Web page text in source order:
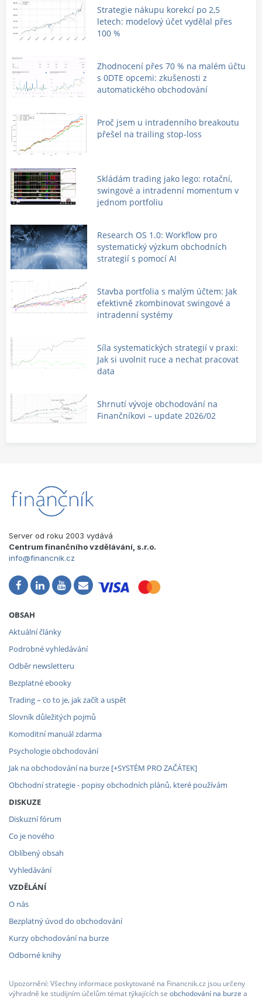
Strategie nákupu korekcí po 2,5
letech: modelový účet vydělal přes
100 %
Zhodnocení přes 70 % na malém účtu
s 0DTE opcemi: zkušenosti z
automatického obchodování
Proč jsem u intradenního breakoutu
přešel na trailing stop-loss
Skládám trading jako lego: rotační,
swingové a intradenní momentum v
jednom portfoliu
Research OS 1.0: Workflow pro
systematický výzkum obchodních
strategií s pomocí AI
Stavba portfolia s malým účtem: Jak
efektivně zkombinovat swingové a
intradenní systémy
Síla systematických strategií v praxi:
Jak si uvolnit ruce a nechat pracovat
data
Shrnutí vývoje obchodování na
Finančníkovi – update 2026/02
Server od roku 2003 vydává
Centrum finančního vzdělávání, s.r.o.
info@financnik.cz
OBSAH
Aktuální články
Podrobné vyhledávání
Odběr newsletteru
Bezplatné ebooky
Trading – co to je, jak začít a uspět
Slovník důležitých pojmů
Komoditní manuál zdarma
Psychologie obchodování
Jak na obchodování na burze [+SYSTÉM PRO ZAČÁTEK]
Obchodní strategie - popisy obchodních plánů, které používám
DISKUZE
Diskuzní fórum
Co je nového
Oblíbený obsah
Vyhledávání
VZDĚLÁNÍ
O nás
Bezplatný úvod do obchodování
Kurzy obchodování na burze
Odborné knihy
Upozornění: Všechny informace poskytované na Financnik.cz jsou určeny
výhradně ke studijním účelům témat týkajících se obchodování na burze a